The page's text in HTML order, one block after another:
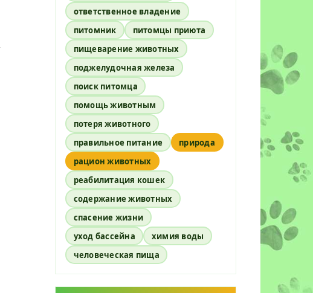
ответственное владение
питомник
питомцы приюта
пищеварение животных
поджелудочная железа
поиск питомца
помощь животным
потеря животного
правильное питание
природа
рацион животных
реабилитация кошек
содержание животных
спасение жизни
уход бассейна
химия воды
человеческая пища